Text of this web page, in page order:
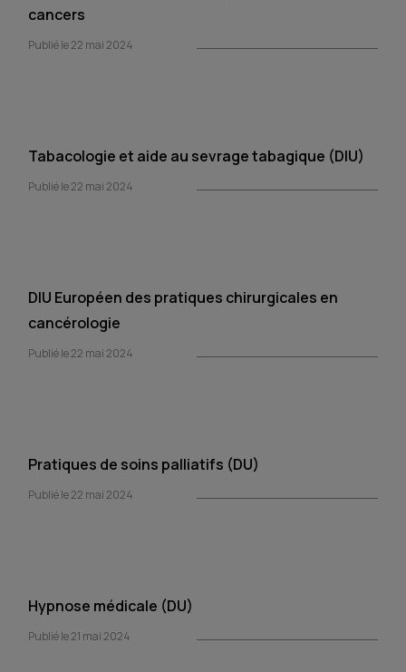
cancers
Publié le 22 mai 2024
Tabacologie et aide au sevrage tabagique (DIU)
Publié le 22 mai 2024
DIU Européen des pratiques chirurgicales en
cancérologie
Publié le 22 mai 2024
Pratiques de soins palliatifs (DU)
Publié le 22 mai 2024
Hypnose médicale (DU)
Publié le 21 mai 2024